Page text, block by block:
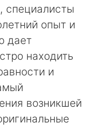
специалисты
опыт и
дает
находить
и
возникшей